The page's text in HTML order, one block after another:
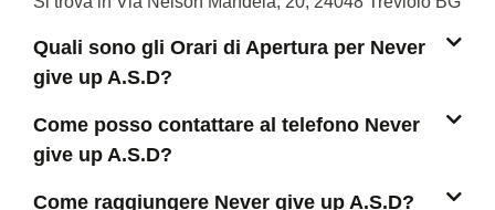
Quali sono gli Orari di Apertura per Never
give up A.S.D?
Come posso contattare al telefono Never
give up A.S.D?
Come raggiungere Never give up A.S.D?